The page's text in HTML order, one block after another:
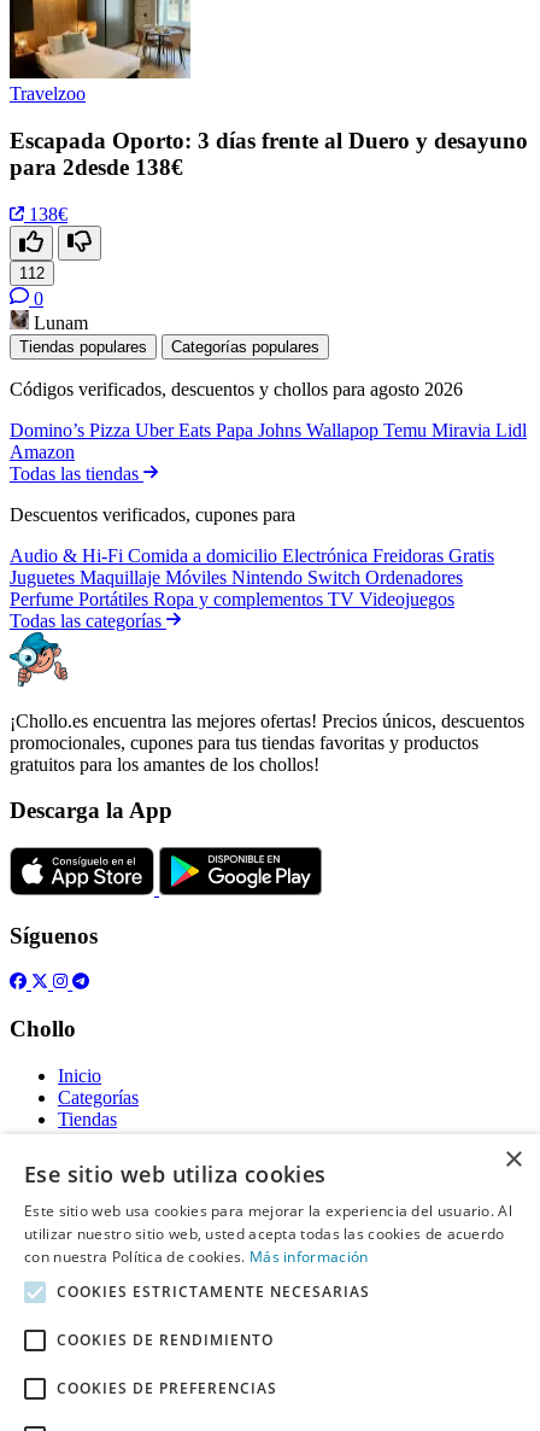
Travelzoo
Escapada Oporto: 3 días frente al Duero y desayuno
para 2desde 138€
138€
112
0
Lunam
Tiendas populares Categorías populares
Códigos verificados, descuentos y chollos para agosto 2026
Domino’s Pizza Uber Eats Papa Johns Wallapop Temu Miravia Lidl
Amazon
Todas las tiendas
Descuentos verificados, cupones para
Audio & Hi-Fi Comida a domicilio Electrónica Freidoras Gratis
Juguetes Maquillaje Móviles Nintendo Switch Ordenadores
Perfume Portátiles Ropa y complementos TV Videojuegos
Todas las categorías
¡Chollo.es encuentra las mejores ofertas! Precios únicos, descuentos
promocionales, cupones para tus tiendas favoritas y productos
gratuitos para los amantes de los chollos!
Descarga la App
Síguenos
Chollo
Inicio
Categorías
Tiendas
Gratis
Acerca de
Sobre nosotros
Contacto
Información legal
Declaración de cookies
×
Ese sitio web utiliza cookies
Este sitio web usa cookies para mejorar la experiencia del usuario. Al
utilizar nuestro sitio web, usted acepta todas las cookies de acuerdo
con nuestra Política de cookies. Más información
COOKIES ESTRICTAMENTE NECESARIAS
COOKIES DE RENDIMIENTO
COOKIES DE PREFERENCIAS